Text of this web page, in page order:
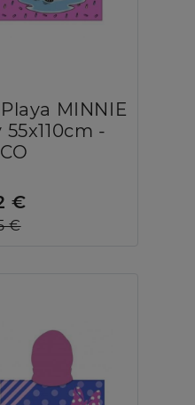
MINNIE
-
€
€